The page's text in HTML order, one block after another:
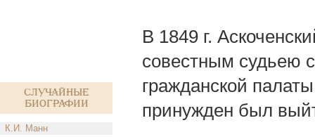
Случайные
биографии
К.И. Манн
В 1849 г.
совестным судьею
гражданской
принужден был